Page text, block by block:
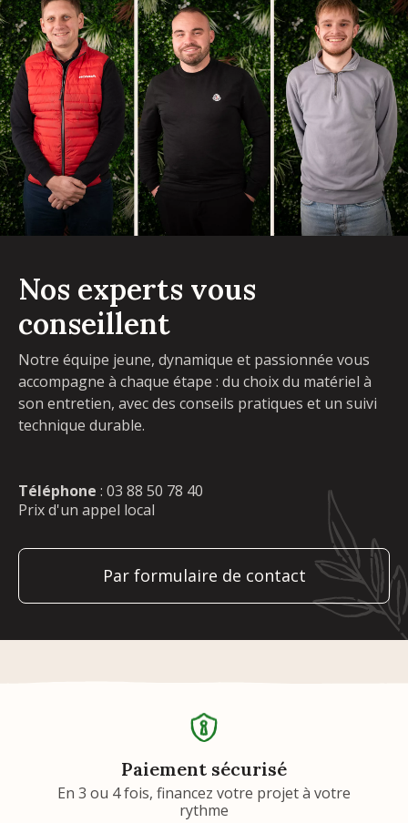
Nos experts vous
conseillent
Notre équipe jeune, dynamique et passionnée vous
accompagne à chaque étape : du choix du matériel à
son entretien, avec des conseils pratiques et un suivi
technique durable.
Téléphone : 03 88 50 78 40
Prix d'un appel local
Par formulaire de contact
Paiement sécurisé
En 3 ou 4 fois, financez votre projet à votre
rythme